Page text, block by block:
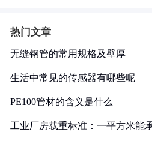
热门文章
无缝钢管的常用规格及壁厚
生活中常见的传感器有哪些呢
PE100管材的含义是什么
工业厂房载重标准：一平方米能